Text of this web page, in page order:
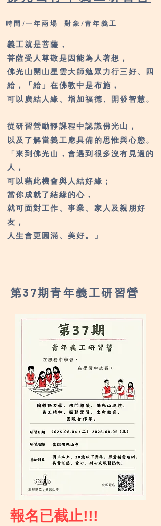
時間/一年兩場 對象/青年義工​
義工就是菩薩，
菩薩受人尊敬是因能為人著想，
佛光山開山星雲大師勉眾力行三好、四
給，「給」在佛教中是布施，
可以廣結人緣、增加福德、開發智慧。
從研習營動靜課程中認識佛光山，
以及了解當義工應具備的思惟與心態。
「來到佛光山，會遇到很多沒有見過的
人，
可以藉此機會與人結好緣；
當你成就了結緣的心，
就可面對工作、事業、家人及親朋好
友，
人生會更圓滿、美好。」
第37期青年義工研習營
報名已截止!!!